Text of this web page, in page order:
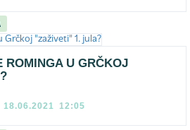
ROMINGA U GRČKOJ
18.06.2021 12:05